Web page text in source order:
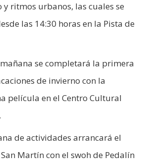
ritmos urbanos, las cuales se
las 14:30 horas en la Pista de
se completará la primera
de invierno con la
película en el Centro Cultural
de actividades arrancará el
Martín con el swoh de Pedalín